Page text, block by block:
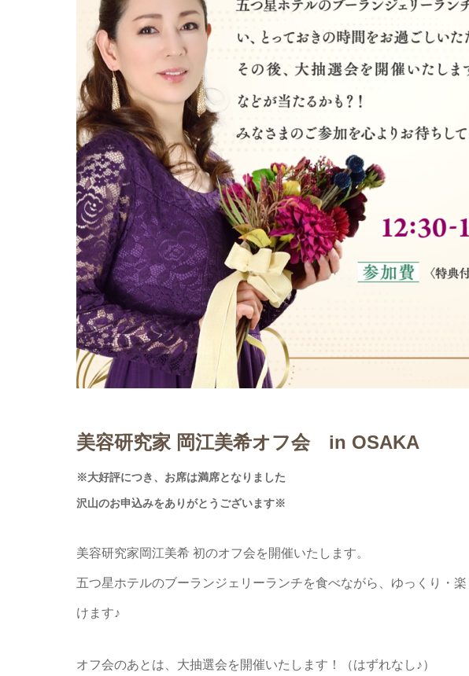
美容研究家 岡江美希オフ会 in OSAKA
※大好評につき、お席は満席となりました
沢山のお申込みをありがとうございます※
美容研究家岡江美希 初のオフ会を開催いたします。
五つ星ホテルのブーランジェリーランチを食べながら、ゆっくり・
けます♪
オフ会のあとは、大抽選会を開催いたします！（はずれなし♪）